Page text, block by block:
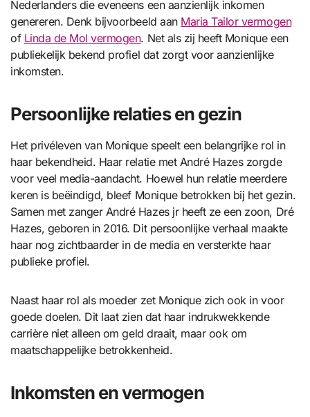
Nederlanders die eveneens een aanzienlijk inkomen
genereren. Denk bijvoorbeeld aan Maria Tailor vermogen
of Linda de Mol vermogen. Net als zij heeft Monique een
publiekelijk bekend profiel dat zorgt voor aanzienlijke
inkomsten.
Persoonlijke relaties en gezin
Het privéleven van Monique speelt een belangrijke rol in
haar bekendheid. Haar relatie met André Hazes zorgde
voor veel media-aandacht. Hoewel hun relatie meerdere
keren is beëindigd, bleef Monique betrokken bij het gezin.
Samen met zanger André Hazes jr heeft ze een zoon, Dré
Hazes, geboren in 2016. Dit persoonlijke verhaal maakte
haar nog zichtbaarder in de media en versterkte haar
publieke profiel.
Naast haar rol als moeder zet Monique zich ook in voor
goede doelen. Dit laat zien dat haar indrukwekkende
carrière niet alleen om geld draait, maar ook om
maatschappelijke betrokkenheid.
Inkomsten en vermogen